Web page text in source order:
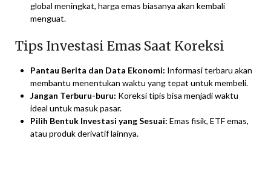
global meningkat, harga emas biasanya akan kembali
menguat.
Tips Investasi Emas Saat Koreksi
Pantau Berita dan Data Ekonomi: Informasi terbaru akan
membantu menentukan waktu yang tepat untuk membeli.
Jangan Terburu-buru: Koreksi tipis bisa menjadi waktu
ideal untuk masuk pasar.
Pilih Bentuk Investasi yang Sesuai: Emas fisik, ETF emas,
atau produk derivatif lainnya.